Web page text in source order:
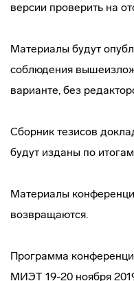
версии проверить на
Материалы будут
соблюдения
варианте, без
Сборник тезисов
будут изданы по
Материалы
возвращаются.
Программа
МИЭТ 19-20 ноября